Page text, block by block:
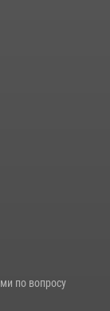
подвели итоги
2026 года
по вопросу